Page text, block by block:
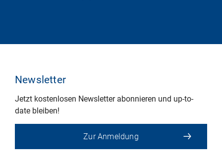
Newsletter
Jetzt kostenlosen Newsletter abonnieren und up-to-
date bleiben!
Zur Anmeldung